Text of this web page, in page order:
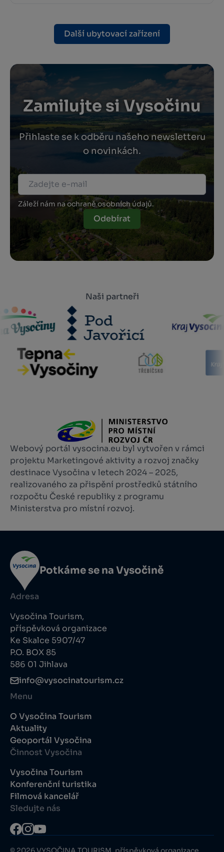
Další ubytovací zařízení
Zamilujte si Vysočinu
Přihlaste se k odběru našeho newsletteru
o novinkách.
Záleží nám na ochraně osobních údajů.
Odebírat
Naši partneři
Webový portál vysocina.eu byl vytvořen v rámci
projektu Marketingové aktivity a rozvoj značky
destinace Vysočina v letech 2024 – 2025,
realizovaného za přispění prostředků státního
rozpočtu České republiky z programu
Ministerstva pro místní rozvoj.
Potkáme se na Vysočině
Adresa
Vysočina Tourism,
příspěvková organizace
Ke Skalce 5907/47
P.O. BOX 85
586 01 Jihlava
info@vysocinatourism.cz
Menu
O Vysočina Tourism
Aktuality
Geoportál Vysočina
Činnost Vysočina
Vysočina Tourism
Konferenční turistika
Filmová kancelář
Sledujte nás